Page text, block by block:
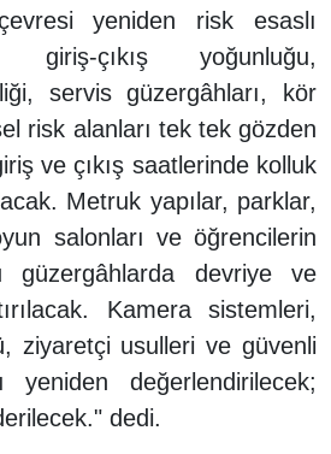
yeniden risk esaslı
giriş-çıkış yoğunluğu,
servis güzergâhları, kör
risk alanları tek tek gözden
ve çıkış saatlerinde kolluk
Metruk yapılar, parklar,
salonları ve öğrencilerin
güzergâhlarda devriye ve
Kamera sistemleri,
ziyaretçi usulleri ve güvenli
yeniden değerlendirilecek;
dedi.